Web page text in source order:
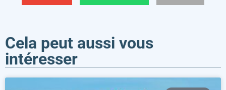
Cela peut aussi vous
intéresser